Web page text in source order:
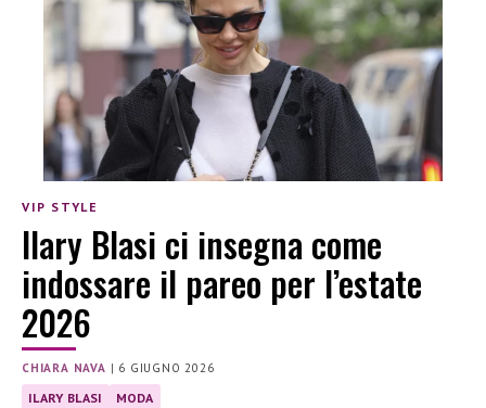
VIP STYLE
Ilary Blasi ci insegna come
indossare il pareo per l’estate
2026
CHIARA NAVA | 6 GIUGNO 2026
ILARY BLASI MODA